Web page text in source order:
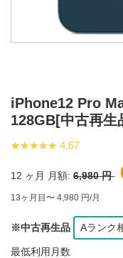
iPhone12 Pro
128GB[中古再生
★★★★★
★★★★★ 4.67
12 ヶ月 月額: 6,980 円
13ヶ月目〜 4,980 円/月
※中古再生品 Aランク
最低利用月数